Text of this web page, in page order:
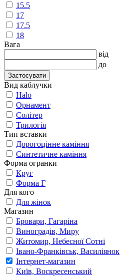
15.5
17
17.5
18
Вага
від
до
Застосувати
Вид каблучки
Halo
Орнамент
Солітер
Трилогія
Тип вставки
Дорогоцінне каміння
Синтетичне каміння
Форма огранки
Круг
Форма Г
Для кого
Для жінок
Магазин
Бровари, Гагаріна
Виноградів, Миру
Житомир, Небесної Сотні
Івано-Франківськ, Василіянок
Інтернет-магазин
Київ, Воскресенський